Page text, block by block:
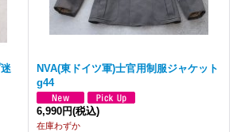
NVA(東ドイツ軍)士官用制服ジャケット
g44
6,990円(税込)
在庫わずか